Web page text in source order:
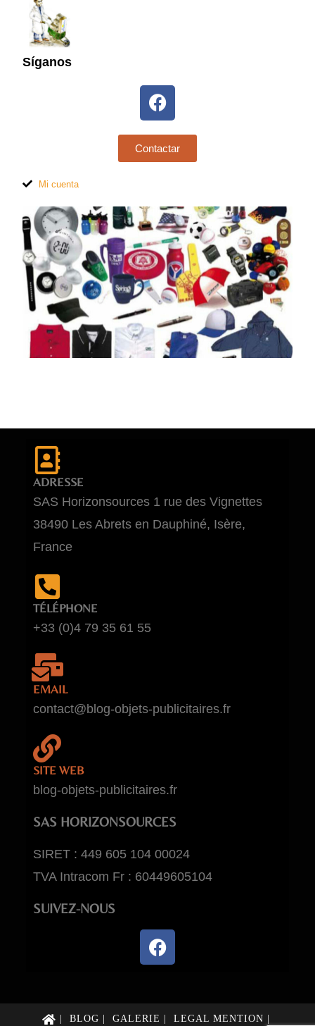
Síganos
Contactar
Mi cuenta
ADRESSE
SAS Horizonsources 1 rue des Vignettes
38490 Les Abrets en Dauphiné, Isère,
France
TÉLÉPHONE
+33 (0)4 79 35 61 55
EMAIL
contact@blog-objets-publicitaires.fr
SITE WEB
blog-objets-publicitaires.fr
SAS HORIZONSOURCES
SIRET : 449 605 104 00024
TVA Intracom Fr : 60449605104
SUIVEZ-NOUS
BLOG GALERIE LEGAL MENTION